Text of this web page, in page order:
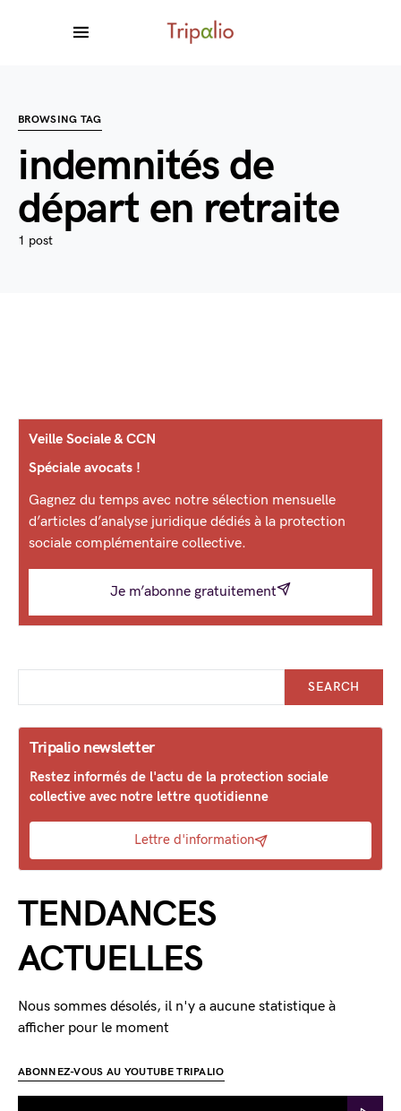
BROWSING TAG
indemnités de
départ en retraite
1 post
Veille Sociale & CCN
Spéciale avocats !
Gagnez du temps avec notre sélection mensuelle
d’articles d’analyse juridique dédiés à la protection
sociale complémentaire collective.
Je m’abonne gratuitement
SEARCH
Tripalio newsletter
Restez informés de l'actu de la protection sociale
collective avec notre lettre quotidienne
Lettre d'information
TENDANCES
ACTUELLES
Nous sommes désolés, il n'y a aucune statistique à
afficher pour le moment
ABONNEZ-VOUS AU YOUTUBE TRIPALIO